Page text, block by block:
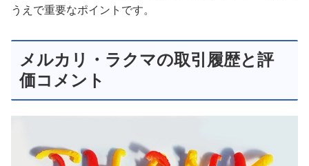
うえで重要なポイントです。
メルカリ・ラクマの取引履歴と評
価コメント